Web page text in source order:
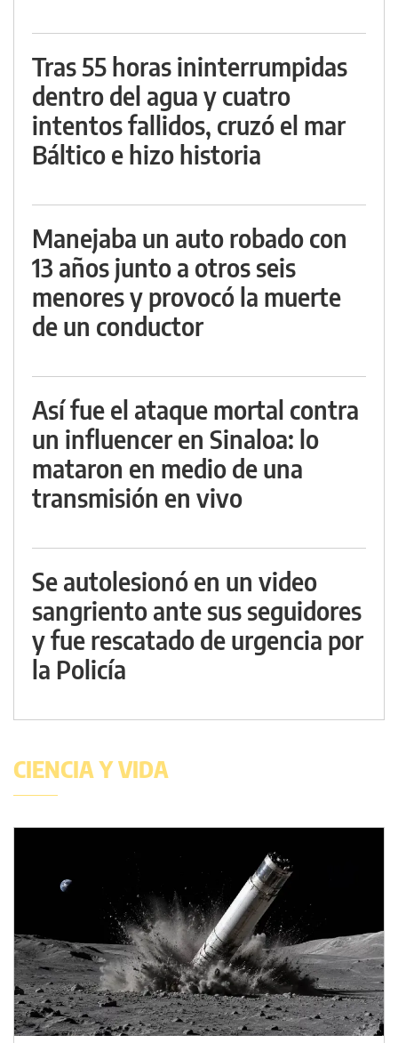
Tras 55 horas ininterrumpidas
dentro del agua y cuatro
intentos fallidos, cruzó el mar
Báltico e hizo historia
Manejaba un auto robado con
13 años junto a otros seis
menores y provocó la muerte
de un conductor
Así fue el ataque mortal contra
un influencer en Sinaloa: lo
mataron en medio de una
transmisión en vivo
Se autolesionó en un video
sangriento ante sus seguidores
y fue rescatado de urgencia por
la Policía
CIENCIA Y VIDA